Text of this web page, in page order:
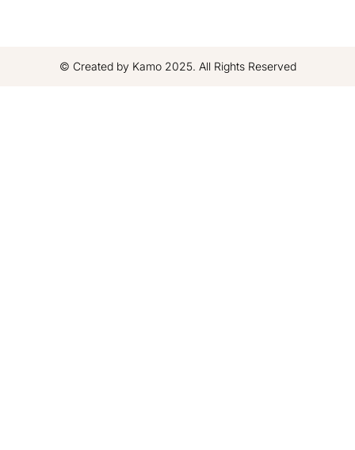
© Created by Kamo 2025. All Rights Reserved